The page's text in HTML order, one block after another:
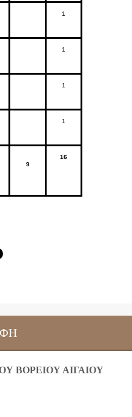
1
1
1
1
9
16
ΒΟΡΕΙΟΥ ΑΙΓΑΙΟΥ